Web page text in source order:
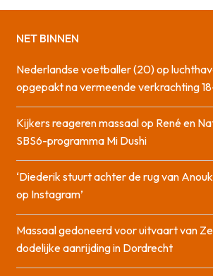
NET BINNEN
Nederlandse voetballer (20) op
opgepakt na vermeende verkrachting
Kijkers reageren massaal op René en
SBS6-programma Mi Dushi
‘Diederik stuurt achter de rug van
op Instagram’
Massaal gedoneerd voor uitvaart van
dodelijke aanrijding in Dordrecht